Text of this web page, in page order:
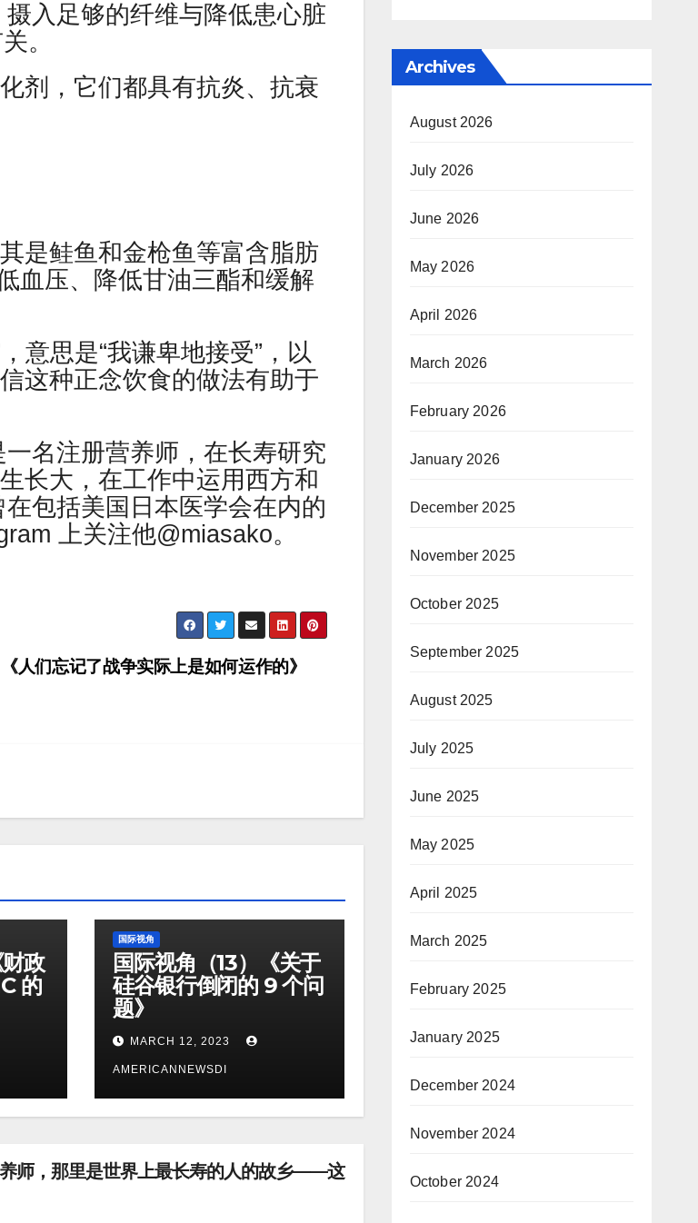
入足够的纤维与降低患心脏
。
剂，它们都具有抗炎、抗衰
是鲑鱼和金枪鱼等富含脂肪
血压、降低甘油三酯和缓解
意思是“我谦卑地接受”，以
这种正念饮食的做法有助于
名注册营养师，在长寿研究
长大，在工作中运用西方和
包括美国日本医学会在内的
上关注他@miasako。
人们忘记了战争实际上是如何运作的》
政
的
国际视角
国际视角（13）《关于
硅谷银行倒闭的 9 个问
题》
MARCH 12, 2023
AMERICANNEWSDI
师，那里是世界上最长寿的人的故乡——这
Archives
August 2026
July 2026
June 2026
May 2026
April 2026
March 2026
February 2026
January 2026
December 2025
November 2025
October 2025
September 2025
August 2025
July 2025
June 2025
May 2025
April 2025
March 2025
February 2025
January 2025
December 2024
November 2024
October 2024